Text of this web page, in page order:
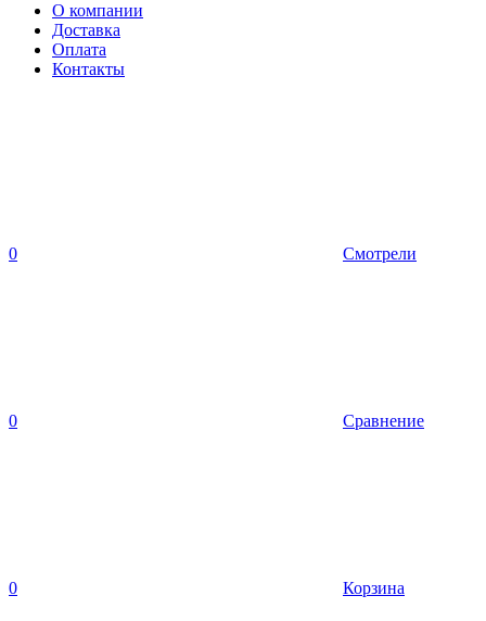
О компании
Доставка
Оплата
Контакты
0 Смотрели
0 Сравнение
0 Корзина